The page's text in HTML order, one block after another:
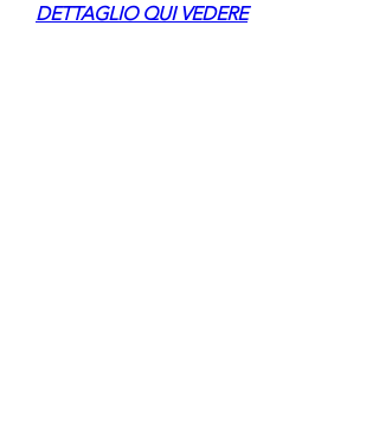
DETTAGLIO QUI VEDERE